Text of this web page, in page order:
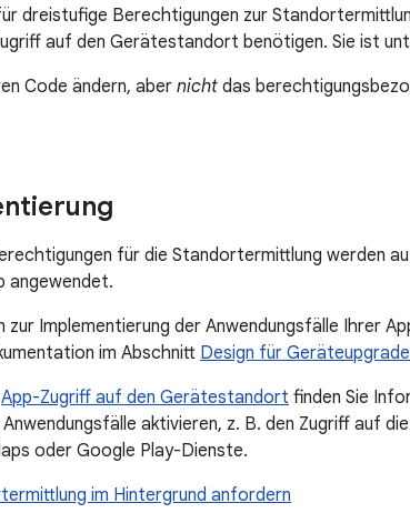
dreistufige Berechtigungen zur
auf den Gerätestandort benötigen. Sie ist
Code ändern, aber nicht das
für die Standortermittlung werden
angewendet.
Implementierung der Anwendungsfälle Ihrer
im Abschnitt Design für
App-Zugriff auf den Gerätestandort finden Sie
aktivieren, z. B. den Zugriff auf
oder Google Play-Dienste.
im Hintergrund anfordern